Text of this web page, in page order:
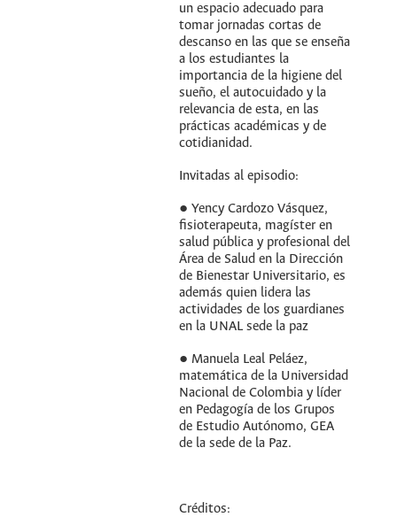
un espacio adecuado para
tomar jornadas cortas de
descanso en las que se enseña
a los estudiantes la
importancia de la higiene del
sueño, el autocuidado y la
relevancia de esta, en las
prácticas académicas y de
cotidianidad.
Invitadas al episodio:
● Yency Cardozo Vásquez,
fisioterapeuta, magíster en
salud pública y profesional del
Área de Salud en la Dirección
de Bienestar Universitario, es
además quien lidera las
actividades de los guardianes
en la UNAL sede la paz
● Manuela Leal Peláez,
matemática de la Universidad
Nacional de Colombia y líder
en Pedagogía de los Grupos
de Estudio Autónomo, GEA
de la sede de la Paz.
Créditos: